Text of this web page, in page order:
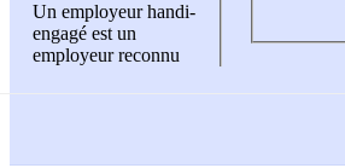
Un employeur handi-
engagé est un
employeur reconnu